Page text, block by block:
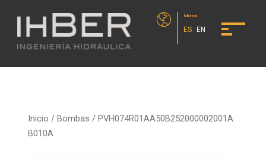
Idioma
ES EN
Inicio /Bombas / PVH074R01AA50B252000002001A
B010A